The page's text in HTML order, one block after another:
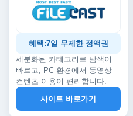
혜택:7일 무제한 정액권
세분화된 카테고리로 탐색이
빠르고, PC 환경에서 동영상
컨텐츠 이용이 편리합니다.
사이트 바로가기